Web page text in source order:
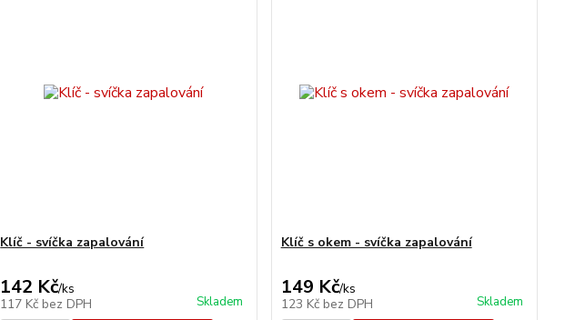
Klíč - svíčka zapalování
142 Kč/ks
117 Kč bez DPH Skladem
Klíč s okem - svíčka zapalování
149 Kč/ks
123 Kč bez DPH Skladem